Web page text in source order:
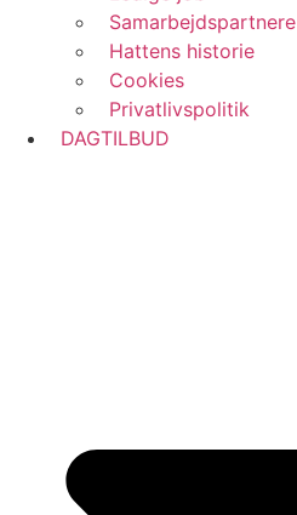
Samarbejdspartnere
Hattens historie
Cookies
Privatlivspolitik
DAGTILBUD